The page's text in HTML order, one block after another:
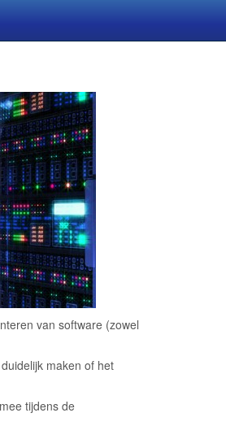
van software (zowel
maken of het
tijdens de